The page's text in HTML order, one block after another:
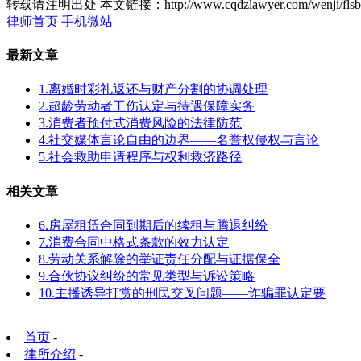
转载请注明出处 本文链接：http://www.cqdzlawyer.com/wenji/
律师首页 手机微站
最新文章
1.离婚时彩礼返还与财产分割的协调处理
2.超龄劳动者工伤认定与待遇保障实务
3.消费者预付式消费风险的法律防范
4.社交媒体言论自由的边界——名誉权侵权与言论
5.社会救助申请程序与权利救济路径
相关文章
6.房屋租赁合同到期后的续租与腾退纠纷
7.消费合同中格式条款的效力认定
8.劳动关系解除的举证责任分配与证据保全
9.合伙协议纠纷的常见类型与诉讼策略
10.主播诱导打赏的刑民交叉问题——诈骗罪认定要
首页 -
律所介绍 -